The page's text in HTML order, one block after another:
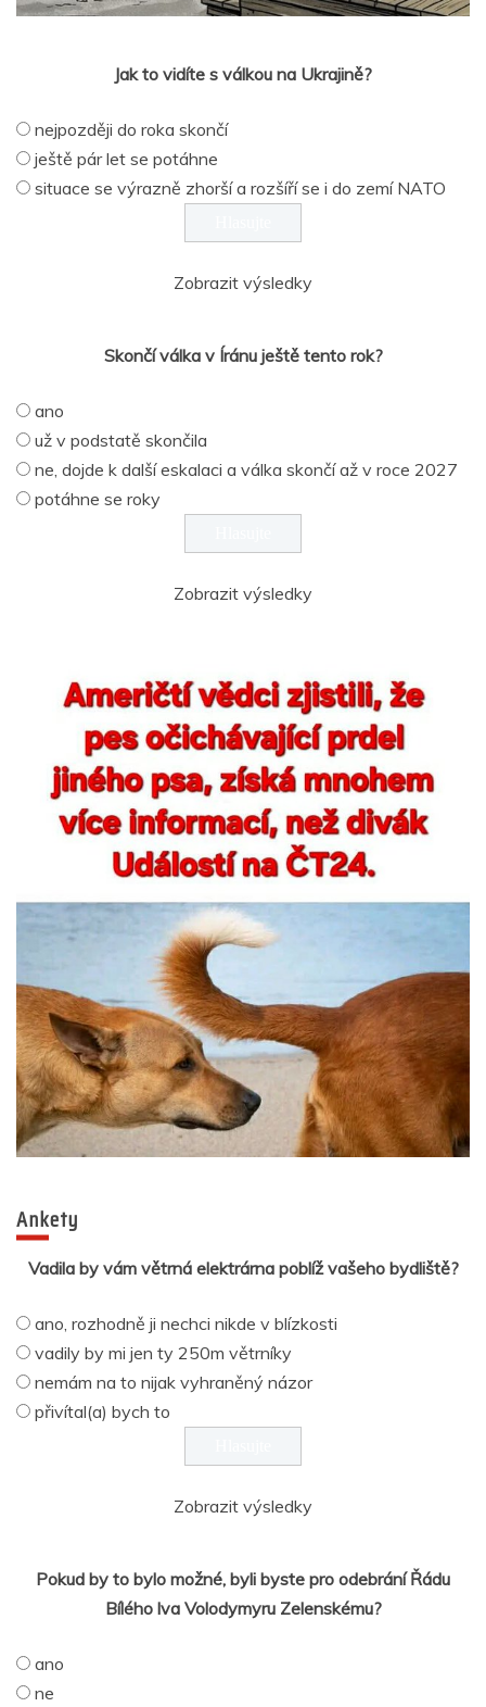
Jak to vidíte s válkou na Ukrajině?
nejpozději do roka skončí
ještě pár let se potáhne
situace se výrazně zhorší a rozšíří se i do zemí NATO
Zobrazit výsledky
Skončí válka v Íránu ještě tento rok?
ano
už v podstatě skončila
ne, dojde k další eskalaci a válka skončí až v roce 2027
potáhne se roky
Zobrazit výsledky
Ankety
Vadila by vám větrná elektrárna poblíž vašeho bydliště?
ano, rozhodně ji nechci nikde v blízkosti
vadily by mi jen ty 250m větrníky
nemám na to nijak vyhraněný názor
přivítal(a) bych to
Zobrazit výsledky
Pokud by to bylo možné, byli byste pro odebrání Řádu
Bílého lva Volodymyru Zelenskému?
ano
ne